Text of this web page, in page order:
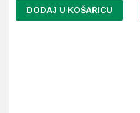
DODAJ U KOŠARICU